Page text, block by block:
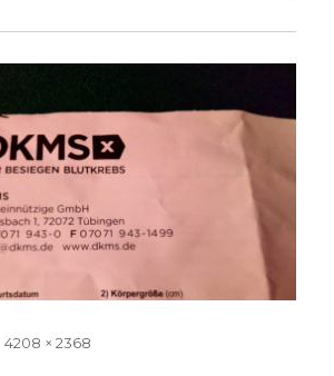
Volle
4208 × 2368